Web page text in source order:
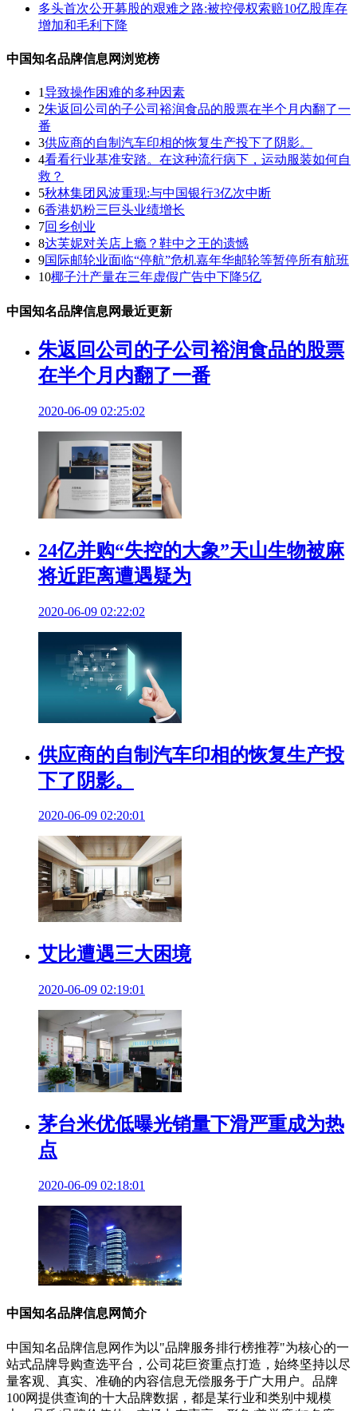
多头首次公开募股的艰难之路:被控侵权索赔10亿股库存
增加和毛利下降
中国知名品牌信息网浏览榜
1导致操作困难的多种因素
2朱返回公司的子公司裕润食品的股票在半个月内翻了一
番
3供应商的自制汽车印相的恢复生产投下了阴影。
4看看行业基准安踏。在这种流行病下，运动服装如何自
救？
5秋林集团风波重现:与中国银行3亿次中断
6香港奶粉三巨头业绩增长
7回乡创业
8达芙妮对关店上瘾？鞋中之王的遗憾
9国际邮轮业面临“停航”危机嘉年华邮轮等暂停所有航班
10椰子汁产量在三年虚假广告中下降5亿
中国知名品牌信息网最近更新
朱返回公司的子公司裕润食品的股票
在半个月内翻了一番
2020-06-09 02:25:02
24亿并购“失控的大象”天山生物被麻
将近距离遭遇疑为
2020-06-09 02:22:02
供应商的自制汽车印相的恢复生产投
下了阴影。
2020-06-09 02:20:01
艾比遭遇三大困境
2020-06-09 02:19:01
茅台米优低曝光销量下滑严重成为热
点
2020-06-09 02:18:01
中国知名品牌信息网简介
中国知名品牌信息网作为以"品牌服务排行榜推荐"为核心的一
站式品牌导购查选平台，公司花巨资重点打造，始终坚持以尽
量客观、真实、准确的内容信息无偿服务于广大用户。品牌
100网提供查询的十大品牌数据，都是某行业和类别中规模